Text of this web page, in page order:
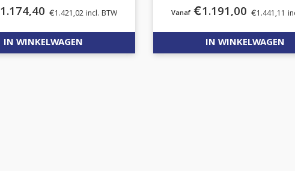
1.174,40 €1.421,02incl. BTW
IN WINKELWAGEN
€1.191,00 €1.441,11
IN WINKELWAGEN